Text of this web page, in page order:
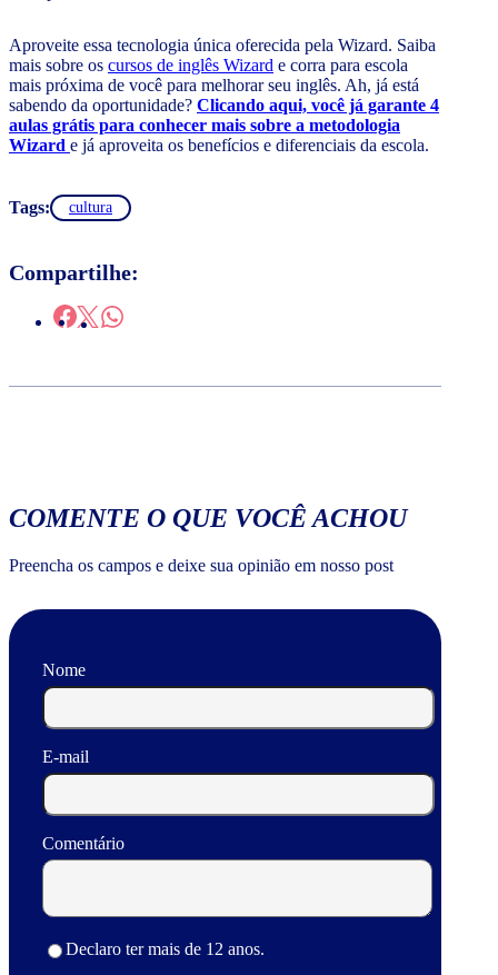
Aproveite essa tecnologia única oferecida pela Wizard. Saiba
mais sobre os cursos de inglês Wizard e corra para escola
mais próxima de você para melhorar seu inglês. Ah, já está
sabendo da oportunidade? Clicando aqui, você já garante 4
aulas grátis para conhecer mais sobre a metodologia
Wizard e já aproveita os benefícios e diferenciais da escola.
Tags: cultura
Compartilhe:
COMENTE O QUE VOCÊ ACHOU
Preencha os campos e deixe sua opinião em nosso post
Nome
E-mail
Comentário
Declaro ter mais de 12 anos.